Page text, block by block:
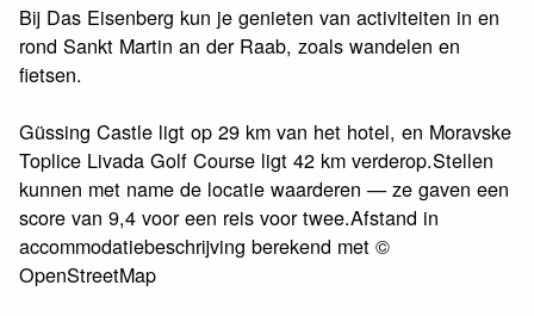
Bij Das Eisenberg kun je genieten van activiteiten in en
rond Sankt Martin an der Raab, zoals wandelen en
fietsen.
Güssing Castle ligt op 29 km van het hotel, en Moravske
Toplice Livada Golf Course ligt 42 km verderop.Stellen
kunnen met name de locatie waarderen — ze gaven een
score van 9,4 voor een reis voor twee.Afstand in
accommodatiebeschrijving berekend met ©
OpenStreetMap